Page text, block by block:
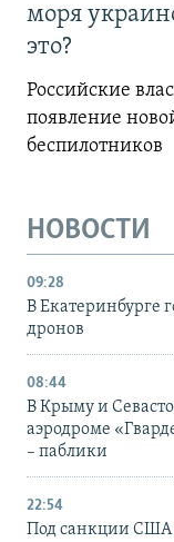
моря
это?
Российские
появление
беспилотников
НОВОСТИ
09:28
В Екатеринбурге
дронов
08:44
В Крыму и
аэродроме
– паблики
22:54
Под санкции США